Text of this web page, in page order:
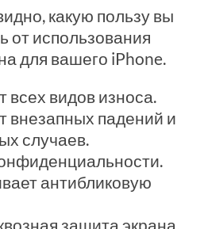
какую пользу вы
от использования
для вашего iPhone.
всех видов износа.
внезапных падений и
случаев.
антибликовую
защита экрана.